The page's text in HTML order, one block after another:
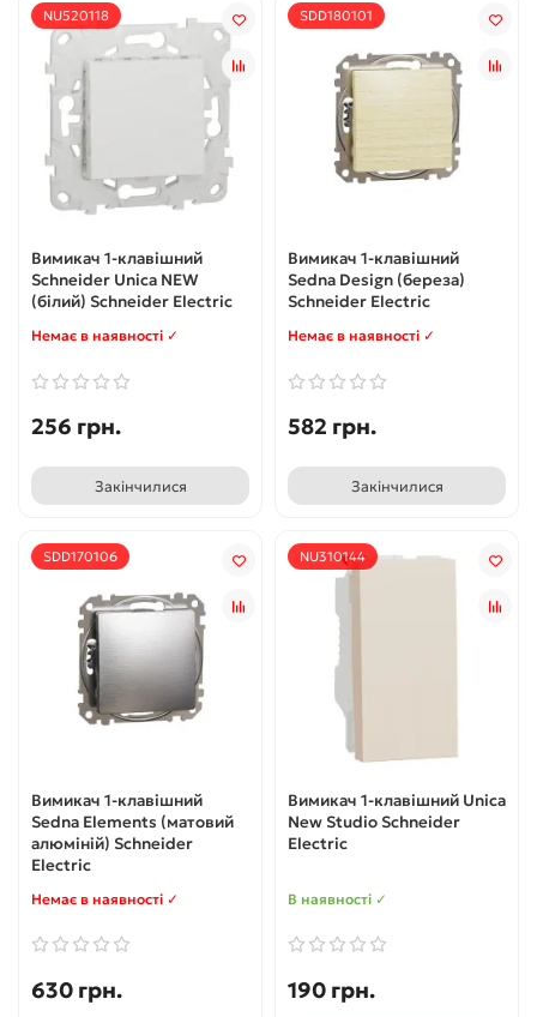
NU520118
Вимикач 1-клавішний
Schneider Unica NEW
(білий) Schneider Electric
Немає в наявності ✓
256 грн.
Закінчилися
SDD180101
Вимикач 1-клавішний
Sedna Design (береза)
Schneider Electric
Немає в наявності ✓
582 грн.
Закінчилися
SDD170106
Вимикач 1-клавішний
Sedna Elements (матовий
алюміній) Schneider
Electric
Немає в наявності ✓
630 грн.
NU310144
Вимикач 1-клавішний Unica
New Studio Schneider
Electric
В наявності ✓
190 грн.